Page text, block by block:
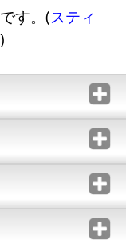
す。(スティ